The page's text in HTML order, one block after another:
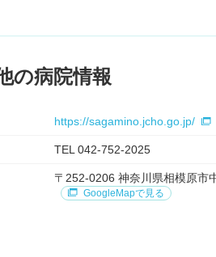
の病院情報
https://sagamino.jcho.go.jp/
TEL 042-752-2025
〒252-0206 神奈川県相模原市
GoogleMapで見る